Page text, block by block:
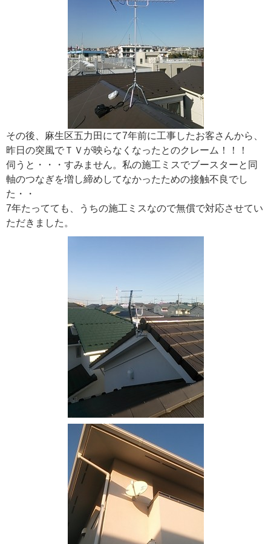
その後、麻生区五力田にて7年前に工事したお客さんから、
昨日の突風でＴＶが映らなくなったとのクレーム！！！
伺うと・・・すみません。私の施工ミスでブースターと同
軸のつなぎを増し締めしてなかったための接触不良でし
た・・
7年たってても、うちの施工ミスなので無償で対応させてい
ただきました。